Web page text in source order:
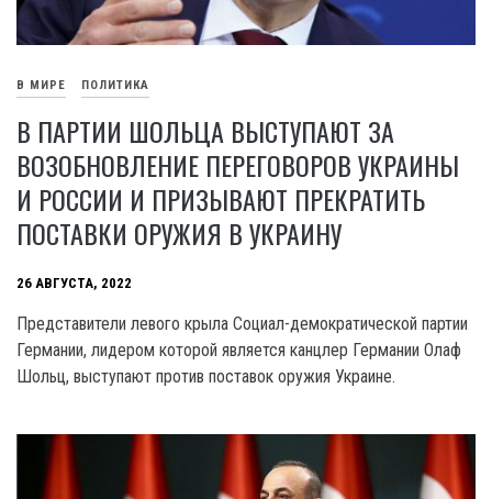
В МИРЕ ПОЛИТИКА
В ПАРТИИ ШОЛЬЦА ВЫСТУПАЮТ ЗА
ВОЗОБНОВЛЕНИЕ ПЕРЕГОВОРОВ УКРАИНЫ
И РОССИИ И ПРИЗЫВАЮТ ПРЕКРАТИТЬ
ПОСТАВКИ ОРУЖИЯ В УКРАИНУ
26 АВГУСТА, 2022
Представители левого крыла Социал-демократической партии
Германии, лидером которой является канцлер Германии Олаф
Шольц, выступают против поставок оружия Украине.